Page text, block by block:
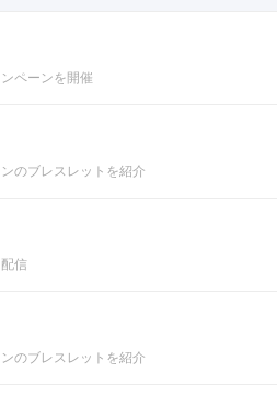
ペーンを開催
のブレスレットを紹介
信
のブレスレットを紹介